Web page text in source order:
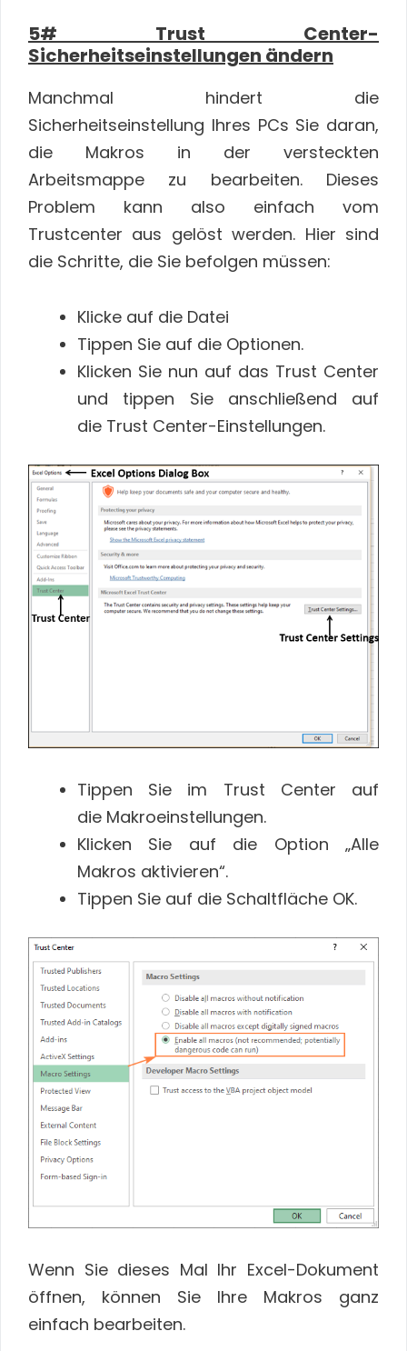
5# Trust Center-
Sicherheitseinstellungen ändern
Manchmal hindert die
Sicherheitseinstellung Ihres PCs Sie daran,
die Makros in der versteckten
Arbeitsmappe zu bearbeiten. Dieses
Problem kann also einfach vom
Trustcenter aus gelöst werden. Hier sind
die Schritte, die Sie befolgen müssen:
Klicke auf die Datei
Tippen Sie auf die Optionen.
Klicken Sie nun auf das Trust Center
und tippen Sie anschließend auf
die Trust Center-Einstellungen.
Tippen Sie im Trust Center auf
die Makroeinstellungen.
Klicken Sie auf die Option „Alle
Makros aktivieren“.
Tippen Sie auf die Schaltfläche OK.
Wenn Sie dieses Mal Ihr Excel-Dokument
öffnen, können Sie Ihre Makros ganz
einfach bearbeiten.